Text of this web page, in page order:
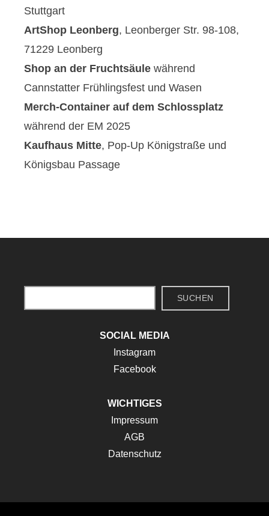
Stuttgart
ArtShop Leonberg, Leonberger Str. 98-108,
71229 Leonberg
Shop an der Fruchtsäule während
Cannstatter Frühlingsfest und Wasen
Merch-Container auf dem Schlossplatz
während der EM 2025
Kaufhaus Mitte, Pop-Up Königstraße und
Königsbau Passage
SUCHEN
SOCIAL MEDIA
Instagram
Facebook
WICHTIGES
Impressum
AGB
Datenschutz